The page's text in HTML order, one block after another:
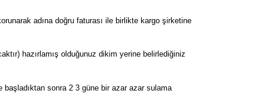
adına doğru faturası ile birlikte kargo şirketine
hazırlamış olduğunuz dikim yerine belirlediğiniz
sonra 2 3 güne bir azar azar sulama